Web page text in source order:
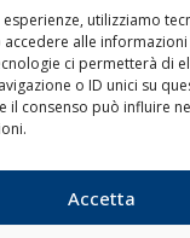
utilizziamo
alle
ci permetterà di
o ID unici su
il consenso può influire
Accetta
Trasporti
Varie
Sostenibilità
di
Blue economy
Diporto